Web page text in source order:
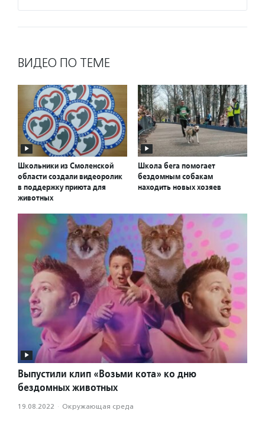
ВИДЕО ПО ТЕМЕ
Школьники из Смоленской
области создали видеоролик
в поддержку приюта для
животных
Школа бега помогает
бездомным собакам
находить новых хозяев
Выпустили клип «Возьми кота» ко дню
бездомных животных
19.08.2022 · Окружающая среда